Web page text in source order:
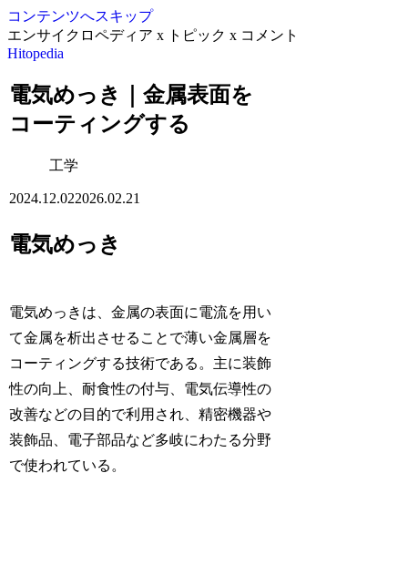
コンテンツへスキップ
エンサイクロペディア x トピック x コメント
Hitopedia
電気めっき｜金属表面を
コーティングする
工学
2024.12.022026.02.21
電気めっき
電気めっきは、金属の表面に電流を用い
て金属を析出させることで薄い金属層を
コーティングする技術である。主に装飾
性の向上、耐食性の付与、電気伝導性の
改善などの目的で利用され、精密機器や
装飾品、電子部品など多岐にわたる分野
で使われている。